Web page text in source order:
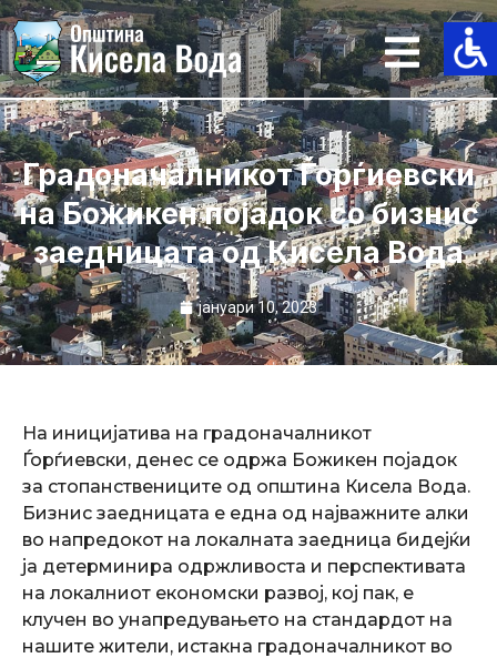
Skip
to
content
​Градоначалникот Ѓорѓиевски
на Божикен појадок со бизнис
заедницата од Кисела Вода
јануари 10, 2023
На иницијатива на градоначалникот
Ѓорѓиевски, денес се одржа Божикен појадок
за стопанствениците од општина Кисела Вода.
Бизнис заедницата е една од најважните алки
во напредокот на локалната заедница бидејќи
ја детерминира одржливоста и перспективата
на локалниот економски развој, кој пак, е
клучен во унапредувањето на стандардот на
нашите жители, истакна градоначалникот во